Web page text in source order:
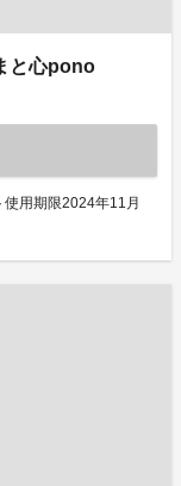
と心pono
用期限2024年11月